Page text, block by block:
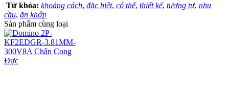
Từ khóa: khoảng cách, đặc biệt, có thể, thiết kế, tương tự, nhu
cầu, ăn khớp
Sản phẩm cùng loại